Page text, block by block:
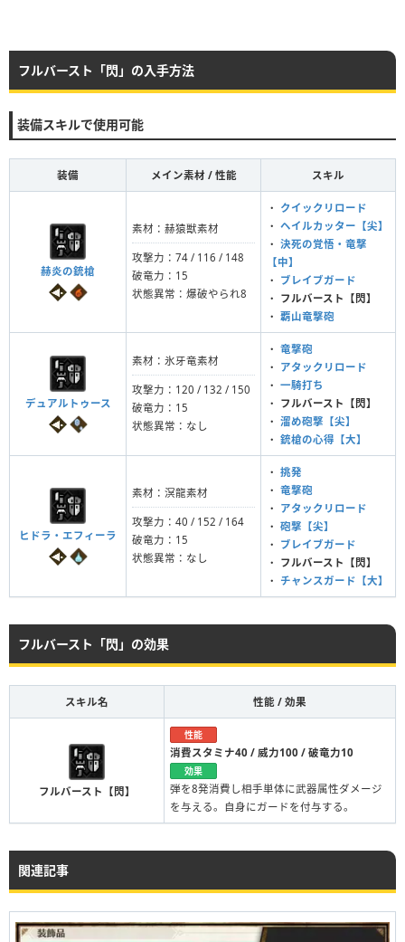
フルバースト「閃」の入手方法
装備スキルで使用可能
装備 メイン素材 / 性能 スキル
赫炎の銃槍
素材：赫猿獣素材
攻撃力：74 / 116 / 148
破竜力：15
状態異常：爆破やられ8
・ クイックリロード
・ ヘイルカッター【尖】
・ 決死の覚悟・竜撃
【中】
・ ブレイブガード
・ フルバースト【閃】
・ 覇山竜撃砲
デュアルトゥース
素材：氷牙竜素材
攻撃力：120 / 132 / 150
破竜力：15
状態異常：なし
・ 竜撃砲
・ アタックリロード
・ 一騎打ち
・ フルバースト【閃】
・ 溜め砲撃【尖】
・ 銃槍の心得【大】
ヒドラ・エフィーラ
素材：溟龍素材
攻撃力：40 / 152 / 164
破竜力：15
状態異常：なし
・ 挑発
・ 竜撃砲
・ アタックリロード
・ 砲撃【尖】
・ ブレイブガード
・ フルバースト【閃】
・ チャンスガード【大】
フルバースト「閃」の効果
スキル名 性能 / 効果
フルバースト【閃】
性能
消費スタミナ40 / 威力100 / 破竜力10
効果
弾を8発消費し相手単体に武器属性ダメージ
を与える。自身にガードを付与する。
関連記事